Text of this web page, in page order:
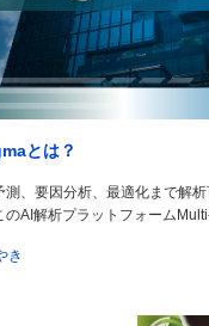
とは？
、要因分析、最適化まで解
AI解析プラットフォーム
き